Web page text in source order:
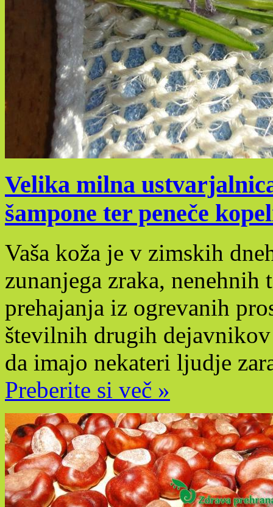
Velika milna
šampone ter peneče
Vaša koža je v zimskih
zunanjega zraka, nenehnih
prehajanja iz ogrevanih
številnih drugih
da imajo nekateri ljudje
Preberite si več »